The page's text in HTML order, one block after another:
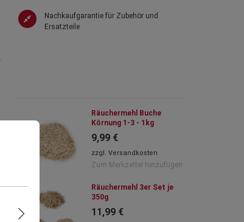
Nachkaufgarantie für Zubehör und
Ersatzteile
Räuchermehl Buche
Körnung 1-3 - 1kg
9,99 €
zzgl. Versandkosten
Zum Merkzettel hinzufügen
Räuchermehl 3er Set je
350g
11,99 €